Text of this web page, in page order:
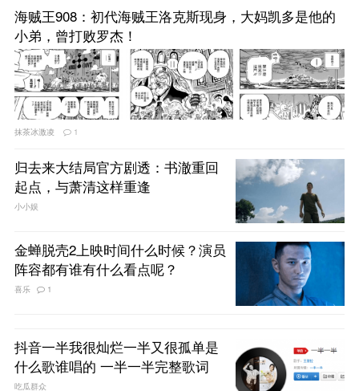
海贼王908：初代海贼王洛克斯现身，大妈凯多是他的
小弟，曾打败罗杰！
抹茶冰激凌 1
归去来大结局官方剧透：书澈重回
起点，与萧清这样重逢
小小娱
金蝉脱壳2上映时间什么时候？演员
阵容都有谁有什么看点呢？
喜乐 1
抖音一半我很灿烂一半又很孤单是
什么歌谁唱的 一半一半完整歌词
吃瓜群众